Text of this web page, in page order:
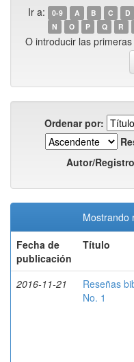
Ir a: 0-9 A B C D
N
O P Q R
O introducir las
Ordenar por:
Autor/
Mostrando
Fecha de
publicación
Título
2016-11-21
Reseñas
No. 1